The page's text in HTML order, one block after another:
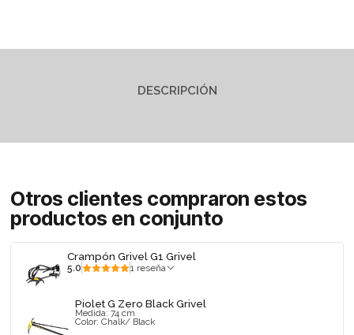
DESCRIPCIÓN
Otros clientes compraron estos
productos en conjunto
Crampón Grivel G1 Grivel
5.0 1 reseña
Piolet G Zero Black Grivel
Medida: 74 cm
Color: Chalk/ Black